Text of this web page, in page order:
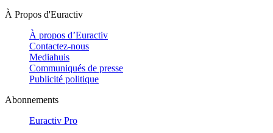
À Propos d'Euractiv
À propos d’Euractiv
Contactez-nous
Mediahuis
Communiqués de presse
Publicité politique
Abonnements
Euractiv Pro